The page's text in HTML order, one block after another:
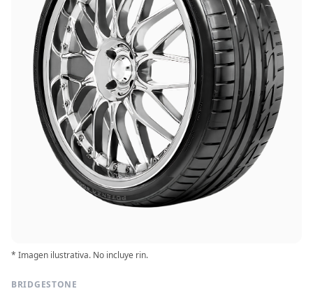
* Imagen ilustrativa. No incluye rin.
BRIDGESTONE